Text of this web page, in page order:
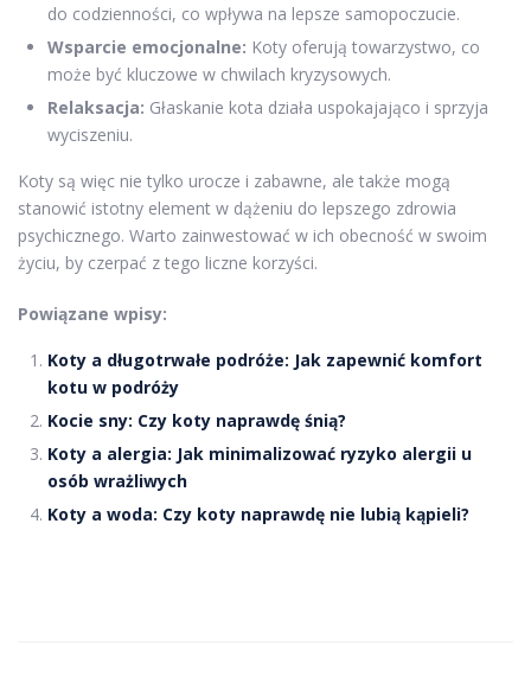
do codzienności, co wpływa na lepsze samopoczucie.
Wsparcie emocjonalne: Koty oferują towarzystwo, co
może być kluczowe w chwilach kryzysowych.
Relaksacja: Głaskanie kota działa uspokajająco i sprzyja
wyciszeniu.
Koty są więc nie tylko urocze i zabawne, ale także mogą
stanowić istotny element w dążeniu do lepszego zdrowia
psychicznego. Warto zainwestować w ich obecność w swoim
życiu, by czerpać z tego liczne korzyści.
Powiązane wpisy:
Koty a długotrwałe podróże: Jak zapewnić komfort
kotu w podróży
Kocie sny: Czy koty naprawdę śnią?
Koty a alergia: Jak minimalizować ryzyko alergii u
osób wrażliwych
Koty a woda: Czy koty naprawdę nie lubią kąpieli?